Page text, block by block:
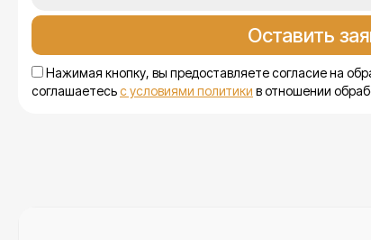
Нажимая кнопку, вы предоставляете согласие на
соглашаетесьс условиями политики в отношении